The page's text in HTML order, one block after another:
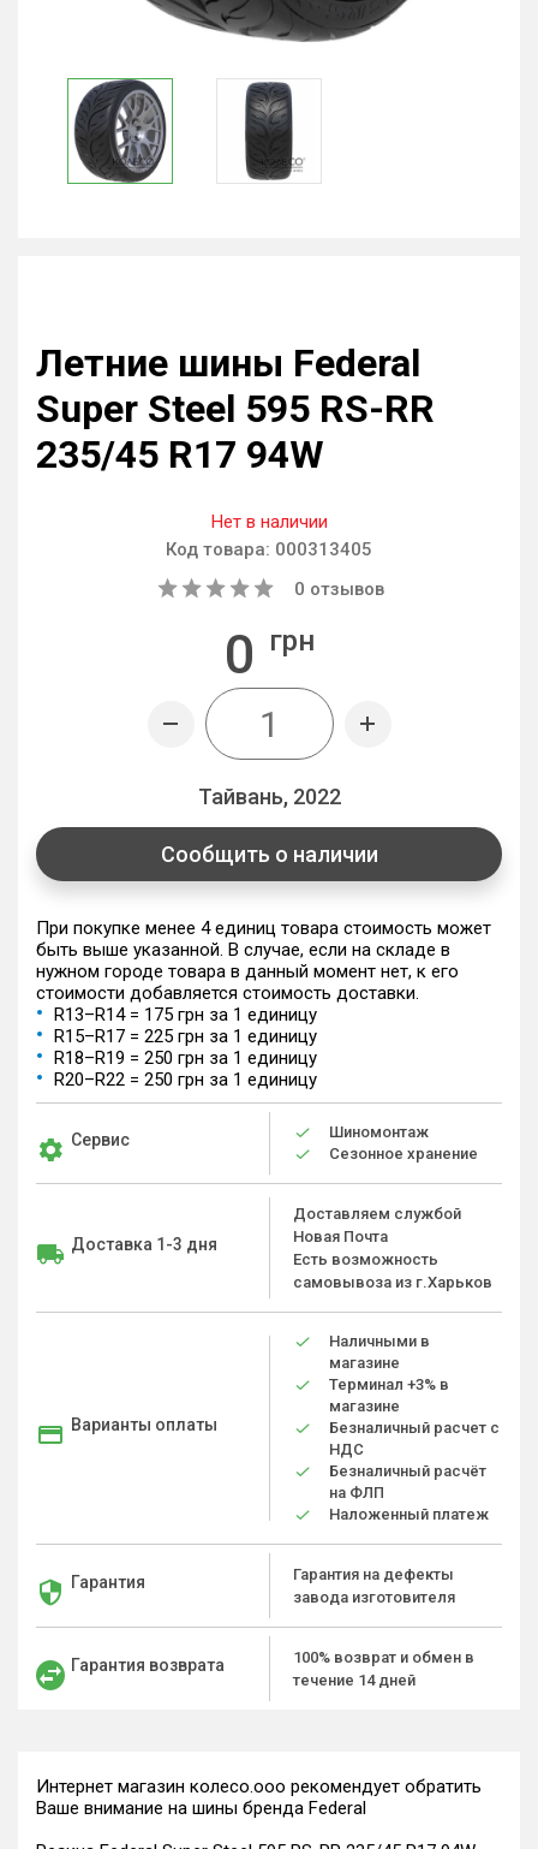
Летние шины Federal
Super Steel 595 RS-RR
235/45 R17 94W
Нет в наличии
Код товара: 000313405
0 отзывов
0 грн
Тайвань, 2022
Сообщить о наличии
При покупке менее 4 единиц товара стоимость может
быть выше указанной. В случае, если на складе в
нужном городе товара в данный момент нет, к его
стоимости добавляется стоимость доставки.
R13–R14 = 175 грн за 1 единицу
R15–R17 = 225 грн за 1 единицу
R18–R19 = 250 грн за 1 единицу
R20–R22 = 250 грн за 1 единицу
Сервис
Шиномонтаж
Сезонное хранение
Доставка 1-3 дня
Доставляем службой
Новая Почта
Есть возможность
самовывоза из г.Харьков
Варианты оплаты
Наличными в
магазине
Терминал +3% в
магазине
Безналичный расчет с
НДС
Безналичный расчёт
на ФЛП
Наложенный платеж
Гарантия
Гарантия на дефекты
завода изготовителя
Гарантия возврата
100% возврат и обмен в
течение 14 дней
Интернет магазин колесо.ооо рекомендует обратить
Ваше внимание на шины бренда Federal